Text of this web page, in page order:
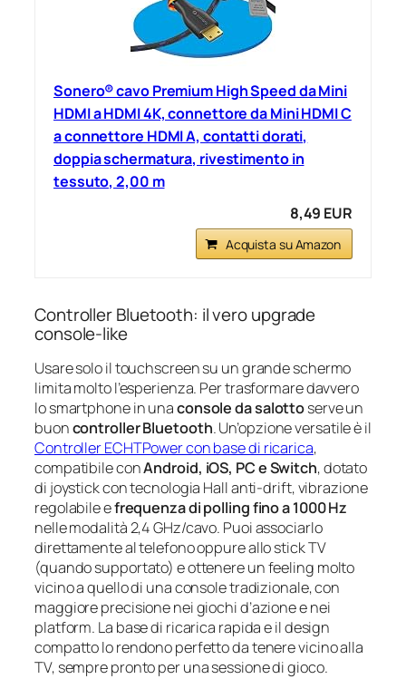
Sonero® cavo Premium High Speed ​​da Mini
HDMI a HDMI 4K, connettore da Mini HDMI C
a connettore HDMI A, contatti dorati,
doppia schermatura, rivestimento in
tessuto, 2,00 m
8,49 EUR
Acquista su Amazon
Controller Bluetooth: il vero upgrade
console-like
Usare solo il touchscreen su un grande schermo
limita molto l’esperienza. Per trasformare davvero
lo smartphone in unaconsole da salottoserve un
buoncontroller Bluetooth. Un’opzione versatile è il
Controller ECHTPower con base di ricarica,
compatibile conAndroid, iOS, PC e Switch, dotato
di joystick con tecnologia Hall anti‑drift, vibrazione
regolabile efrequenza di polling fino a 1000 Hz
nelle modalità 2,4 GHz/cavo. Puoi associarlo
direttamente al telefono oppure allo stick TV
(quando supportato) e ottenere un feeling molto
vicino a quello di una console tradizionale, con
maggiore precisione nei giochi d’azione e nei
platform. La base di ricarica rapida e il design
compatto lo rendono perfetto da tenere vicino alla
TV, sempre pronto per una sessione di gioco.